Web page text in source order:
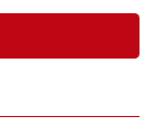
伊朗在战争中